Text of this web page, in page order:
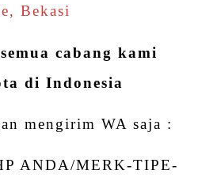
cabang kami
di Indonesia
mengirim WA saja :
ANDA/MERK-TIPE-